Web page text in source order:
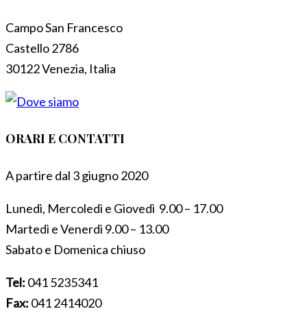
Campo San Francesco
Castello 2786
30122 Venezia, Italia
ORARI E CONTATTI
A partire dal 3 giugno 2020
Lunedì, Mercoledì e Giovedì 9.00 – 17.00
Martedì e Venerdì 9.00 – 13.00
Sabato e Domenica chiuso
Tel: 041 5235341
Fax: 041 2414020